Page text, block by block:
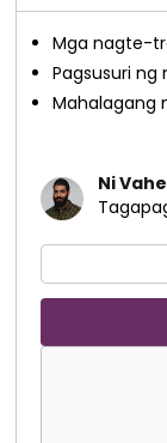
Mga nagte-
Pagsusuri
Mahalagang
Ni